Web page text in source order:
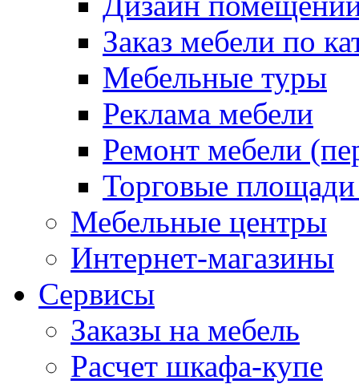
Заказ мебели по
Мебельные туры
Реклама мебели
Ремонт мебели
Торговые
Мебельные центры
Интернет-магазины
Сервисы
Заказы на мебель
Расчет шкафа-купе